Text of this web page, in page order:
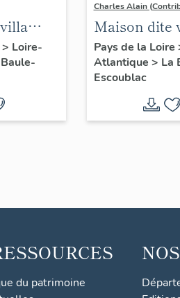
3
> Loire-
Charles Alain
Maison dite
balnéaire
Sylva, 24
Bordeaux
Pays de la Loire
Atlantique > La
Escoublac
du patrimoine